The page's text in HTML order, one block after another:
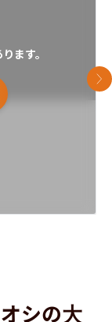
ます。
次
シの大